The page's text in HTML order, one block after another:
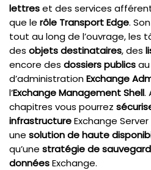
lettreset des services
que le rôle Transport Edge.
tout au long de l’ouvrage, les
des objets destinataires, des
encore des dossiers publics
d’administrationExchange
l’Exchange Management Shell.
chapitres vous pourrez
infrastructureExchange
une solution de haute
qu’une stratégie de
donnéesExchange.